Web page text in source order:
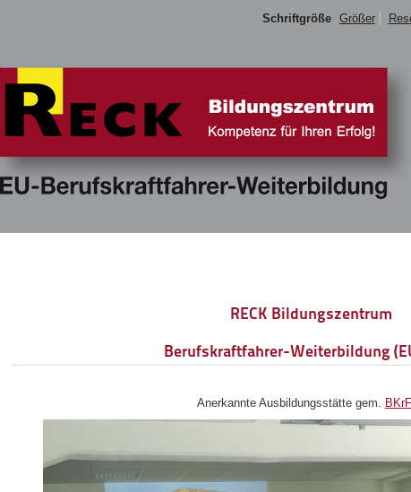
Schriftgröße Größer
RECK Bildungszentrum
Berufskraftfahrer-Weiterbildung
Anerkannte Ausbildungsstätte gem.